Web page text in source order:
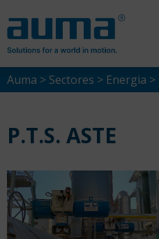
al
contenido
Auma > Sectores > Energia >
P.T.S. ASTE